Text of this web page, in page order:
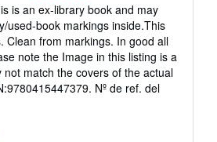
vendedor:
5
de
5
estrellas
is an ex-library book and may
used-book markings inside.This
Clean from markings. In good all
note the Image in this listing is a
match the covers of the actual
Nº de ref. del